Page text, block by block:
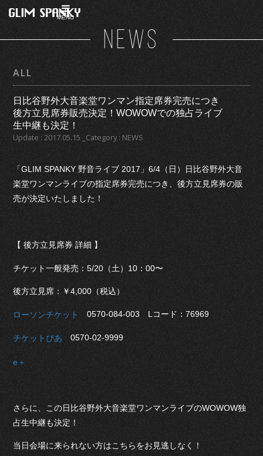
MENU
NEWS
ALL
日比谷野外大音楽堂ワンマン指定席券完売につき
後方立見席券販売決定！WOWOWでの独占ライブ
生中継も決定！
Update : 2017.05.15 _Category : NEWS
「GLIM SPANKY 野音ライブ 2017」6/4（日）日比谷野外大音
楽堂ワンマンライブの指定席券完売につき、後方立見席券の販
売が決定いたしました！
【 後方立見席券 詳細 】
チケット一般発売：5/20（土）10：00〜
後方立見席：￥4,000（税込）
ローソンチケット 0570-084-003 Lコード：76969
チケットぴあ 0570-02-9999
e＋
さらに、この日比谷野外大音楽堂ワンマンライブのWOWOW独
占生中継も決定！
当日会場に来られない方はこちらをお見逃しなく！